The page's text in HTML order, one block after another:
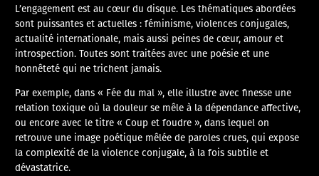
​L’engagement est au cœur du disque. Les thématiques abordées
sont puissantes et actuelles : féminisme, violences conjugales,
actualité internationale, mais aussi peines de cœur, amour et
introspection. Toutes sont traitées avec une poésie et une
honnêteté qui ne trichent jamais.
Par exemple, dans « Fée du mal », elle illustre avec finesse une
relation toxique où la douleur se mêle à la dépendance affective,
ou encore avec le titre « Coup et foudre », dans lequel on
retrouve une image poétique mêlée de paroles crues, qui expose
la complexité de la violence conjugale, à la fois subtile et
dévastatrice.